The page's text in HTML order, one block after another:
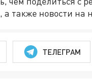
также новости на
ТЕЛЕГРАМ